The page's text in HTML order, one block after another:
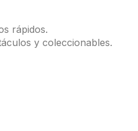
rápidos.
y coleccionables.